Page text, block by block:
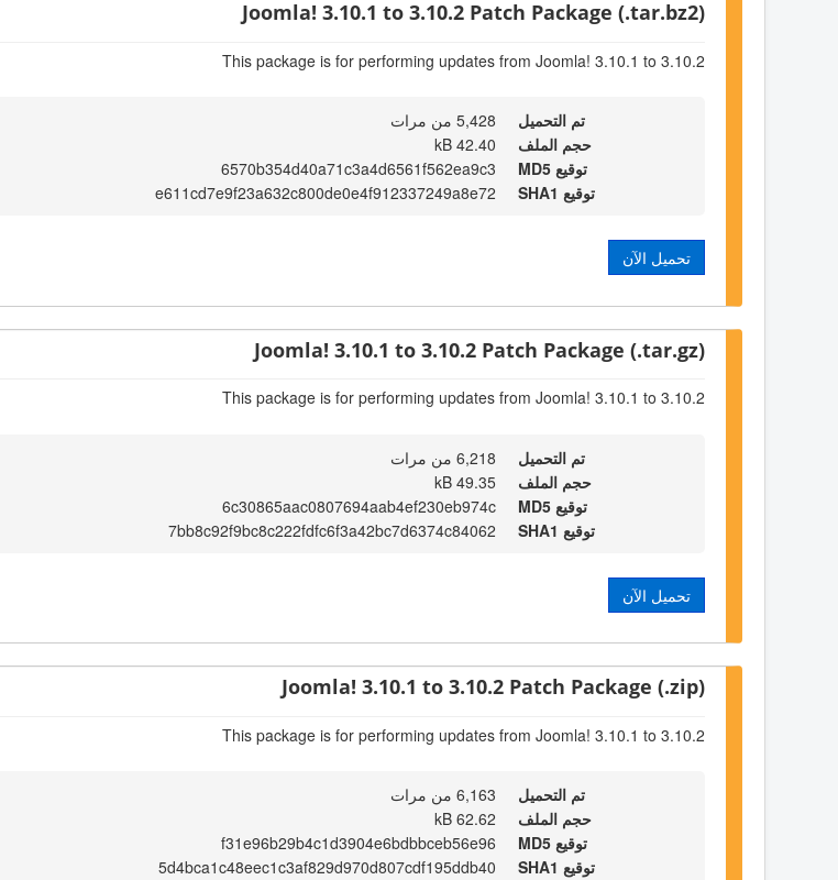
Joomla! 3.10.1 to 3.10.2 Patch Package (.tar.bz2)
This package is for performing updates from Joomla! 3.10.1 to 3.10.2
تم التحميل
5,428 من مرات
حجم الملف
42.40 kB
توقيع MD5
6570b354d40a71c3a4d6561f562ea9c3
توقيع SHA1
e611cd7e9f23a632c800de0e4f912337249a8e72
تحميل الآن
Joomla! 3.10.1 to 3.10.2 Patch Package (.tar.gz)
This package is for performing updates from Joomla! 3.10.1 to 3.10.2
تم التحميل
6,218 من مرات
حجم الملف
49.35 kB
توقيع MD5
6c30865aac0807694aab4ef230eb974c
توقيع SHA1
7bb8c92f9bc8c222fdfc6f3a42bc7d6374c84062
تحميل الآن
Joomla! 3.10.1 to 3.10.2 Patch Package (.zip)
This package is for performing updates from Joomla! 3.10.1 to 3.10.2
تم التحميل
6,163 من مرات
حجم الملف
62.62 kB
توقيع MD5
f31e96b29b4c1d3904e6bdbbceb56e96
توقيع SHA1
5d4bca1c48eec1c3af829d970d807cdf195ddb40